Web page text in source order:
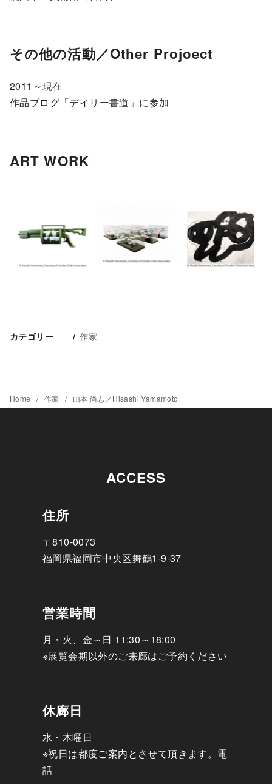
その他の活動／Other Projoect
2011～現在
作品ブログ「デイリー書道」に参加
ART WORK
カテゴリー 作家
Home 作家 山本 尚志／Hisashi Yamamoto
ACCESS
住所
〒810-0073
福岡県福岡市中央区舞鶴1-9-37
営業時間
月・火、金～日 11:30～18:00
※展覧会期以外のご来廊はご予約ください
休廊日
水・木曜日
※祝日は都度ご案内とさせて頂きます。電
話